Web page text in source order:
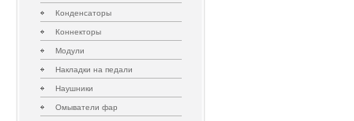
Конденсаторы
Коннекторы
Модули
Накладки на педали
Наушники
Омыватели фар